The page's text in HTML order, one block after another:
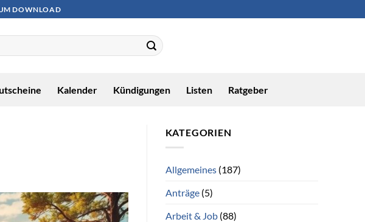
DOWNLOAD
Kalender Kündigungen Listen Ratgeber
KATEGORIEN
Allgemeines(187)
Anträge(5)
Arbeit & Job(88)